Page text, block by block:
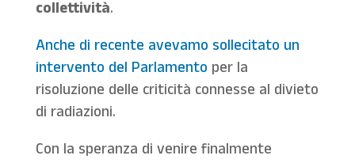
collettività.
Anche di recente avevamo sollecitato un
intervento del Parlamento per la
risoluzione delle criticità connesse al divieto
di radiazioni.
Con la speranza di venire finalmente